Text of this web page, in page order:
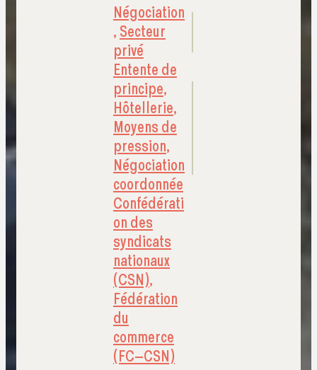
Négociation
,Secteur
privé
Entente de
principe,
Hôtellerie,
Moyens de
pression,
Négociation
coordonnée
Confédérati
on des
syndicats
nationaux
(CSN),
Fédération
du
commerce
(FC–CSN)